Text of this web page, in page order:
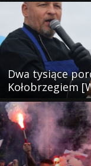
Dwa tysiące
Kołobrzegiem